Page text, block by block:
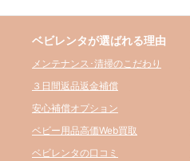
ベビレンタが選ばれる理由
メンテナンス･清掃のこだわり
３日間返品返金補償
安心補償オプション
ベビー用品高価Web買取
ベビレンタの口コミ